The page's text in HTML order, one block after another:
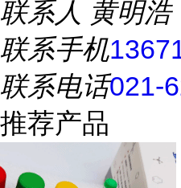
联系人 黄明浩
联系手机
联系电话021-
推荐产品